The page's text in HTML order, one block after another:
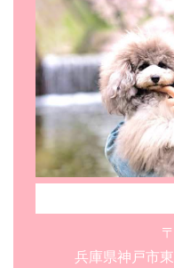
兵庫県神戸市